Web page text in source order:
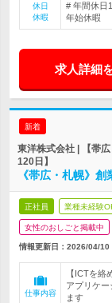
休日
休暇
# 年間休日
年始休暇
求人詳細
新着
東洋株式会社 | 【帯
120日】
《帯広・札幌》
正社員 業種未経験
女性のおしごと掲載中
情報更新日：2026/04/10
仕事内容
【ICTを
アプリケ
ます